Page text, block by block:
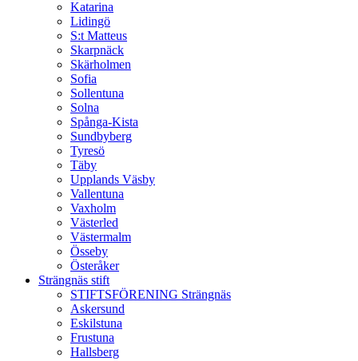
Katarina
Lidingö
S:t Matteus
Skarpnäck
Skärholmen
Sofia
Sollentuna
Solna
Spånga-Kista
Sundbyberg
Tyresö
Täby
Upplands Väsby
Vallentuna
Vaxholm
Västerled
Västermalm
Össeby
Österåker
Strängnäs stift
STIFTSFÖRENING Strängnäs
Askersund
Eskilstuna
Frustuna
Hallsberg